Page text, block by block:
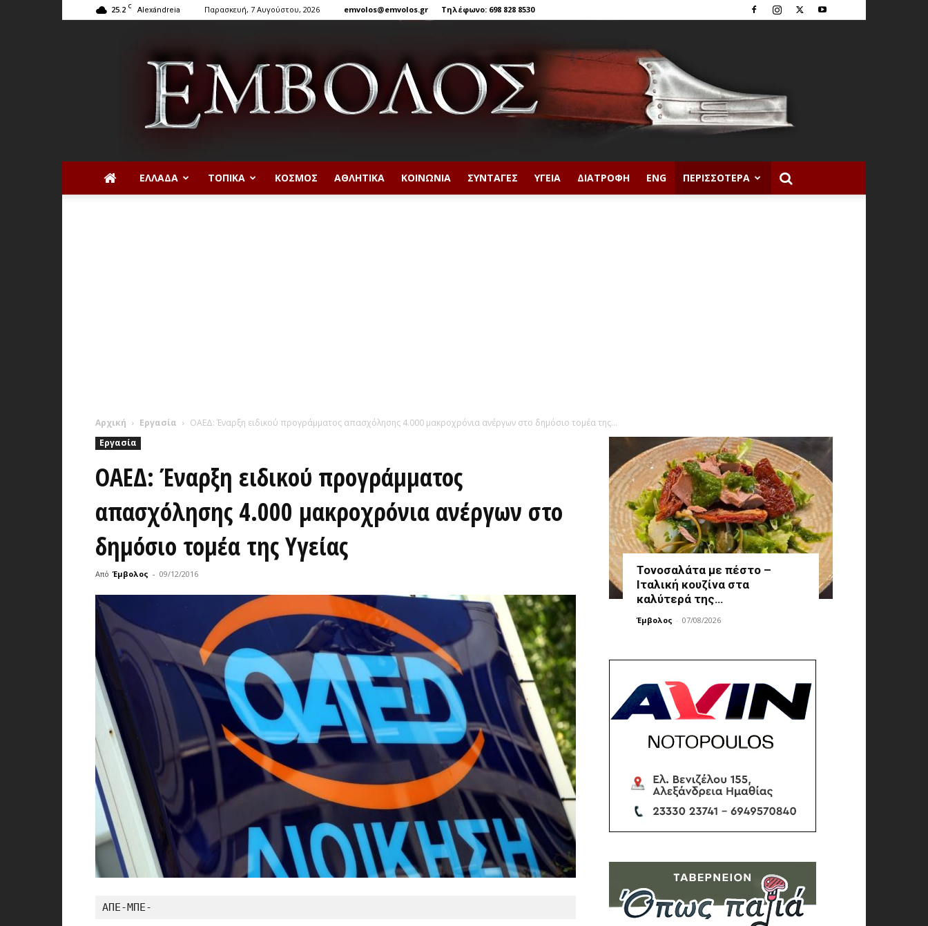
25.2 C Alexándreia Παρασκευή, 7 Αυγούστου, 2026 emvolos@emvolos.gr Τηλέφωνο: 698 828 8530
ΕΛΛΆΔΑ ΤΟΠΙΚΆ ΚΌΣΜΟΣ ΑΘΛΗΤΙΚΆ ΚΟΙΝΩΝΊΑ ΣΥΝΤΑΓΈΣ ΥΓΕΊΑ ΔΙΑΤΡΟΦΉ ENG ΠΕΡΙΣΣΌΤΕΡΑ
Αρχική Εργασία
ΟΑΕΔ: Έναρξη ειδικού προγράμματος απασχόλησης 4.000 μακροχρόνια ανέργων στο δημόσιο τομέα της...
Εργασία
ΟΑΕΔ: Έναρξη ειδικού προγράμματος
απασχόλησης 4.000 μακροχρόνια ανέργων στο
δημόσιο τομέα της Υγείας
Από Έμβολος - 09/12/2016
ΑΠΕ-ΜΠΕ-
Τονοσαλάτα με πέστο –
Ιταλική κουζίνα στα
καλύτερά της…
Έμβολος - 07/08/2026